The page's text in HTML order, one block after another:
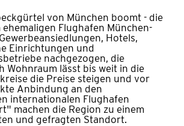
von München boomt - die
ehemaligen Flughafen München-
Hotels,
Einrichtungen und
nachgezogen, die
Wohnraum lässt bis weit in die
die Preise steigen und vor
Anbindung an den
internationalen Flughafen
machen die Region zu einem
und gefragten Standort.